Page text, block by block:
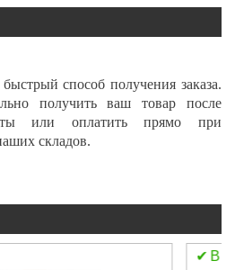
способ получения заказа.
получить ваш товар после
или оплатить прямо при
складов.